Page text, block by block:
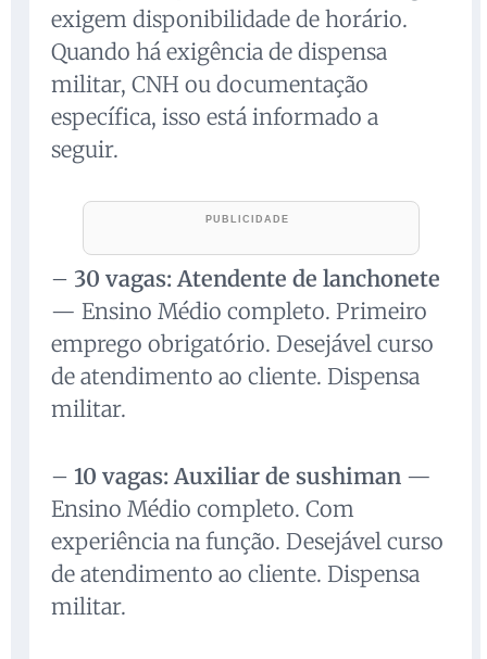
exigem disponibilidade de horário.
Quando há exigência de dispensa
militar, CNH ou documentação
específica, isso está informado a
seguir.
– 30 vagas: Atendente de lanchonete
— Ensino Médio completo. Primeiro
emprego obrigatório. Desejável curso
de atendimento ao cliente. Dispensa
militar.
– 10 vagas: Auxiliar de sushiman —
Ensino Médio completo. Com
experiência na função. Desejável curso
de atendimento ao cliente. Dispensa
militar.